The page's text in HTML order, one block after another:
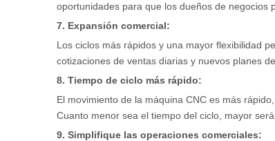
oportunidades para que los dueños de negocios
7. Expansión comercial:
Los ciclos más rápidos y una mayor flexibilidad
cotizaciones de ventas diarias y nuevos planes
8. Tiempo de ciclo más rápido:
El movimiento de la máquina CNC es más
Cuanto menor sea el tiempo del ciclo, mayor será
9. Simplifique las operaciones comerciales: